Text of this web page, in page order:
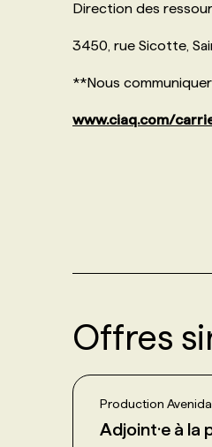
Direction des
3450, rue Sicotte,
**Nous
www.ciaq.com/
Offres
Production Avenida
Adjoint·e à